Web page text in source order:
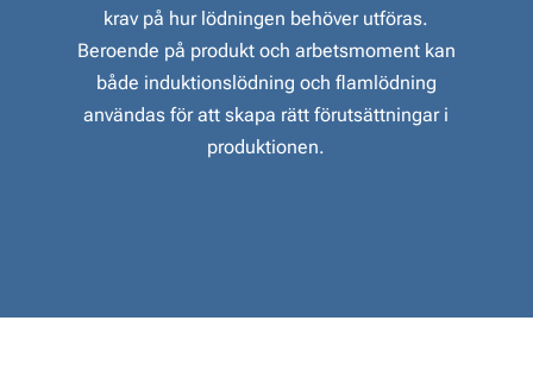
krav på hur lödningen behöver utföras.
Beroende på produkt och arbetsmoment kan
både induktionslödning och flamlödning
användas för att skapa rätt förutsättningar i
produktionen.